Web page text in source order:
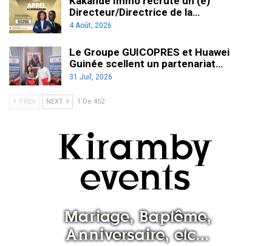
Directeur/Directrice de la…
4 Août, 2026
Le Groupe GUICOPRES et Huawei
Guinée scellent un partenariat…
31 Juil, 2026
PREV NEXT 1 De 452